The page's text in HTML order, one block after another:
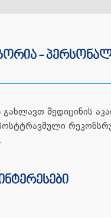
-
გახლავთ მედიცინის